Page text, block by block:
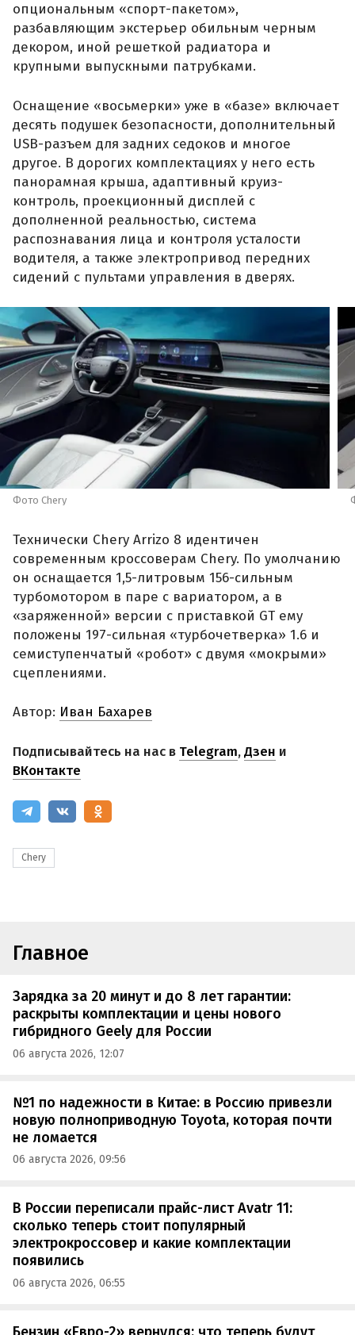
опциональным «спорт-пакетом»,
разбавляющим экстерьер обильным черным
декором, иной решеткой радиатора и
крупными выпускными патрубками.
Оснащение «восьмерки» уже в «базе» включает
десять подушек безопасности, дополнительный
USB-разъем для задних седоков и многое
другое. В дорогих комплектациях у него есть
панорамная крыша, адаптивный круиз-
контроль, проекционный дисплей с
дополненной реальностью, система
распознавания лица и контроля усталости
водителя, а также электропривод передних
сидений с пультами управления в дверях.
Фото Chery
Технически Chery Arrizo 8 идентичен
современным кроссоверам Chery. По умолчанию
он оснащается 1,5-литровым 156-сильным
турбомотором в паре с вариатором, а в
«заряженной» версии с приставкой GT ему
положены 197-сильная «турбочетверка» 1.6 и
семиступенчатый «робот» с двумя «мокрыми»
сцеплениями.
Автор: Иван Бахарев
Подписывайтесь на нас в Telegram,Дзен и
ВКонтакте
Chery
Главное
Зарядка за 20 минут и до 8 лет гарантии:
раскрыты комплектации и цены нового
гибридного Geely для России
06 августа 2026, 12:07
№1 по надежности в Китае: в Россию привезли
новую полноприводную Toyota, которая почти
не ломается
06 августа 2026, 09:56
В России переписали прайс-лист Avatr 11:
сколько теперь стоит популярный
электрокроссовер и какие комплектации
появились
06 августа 2026, 06:55